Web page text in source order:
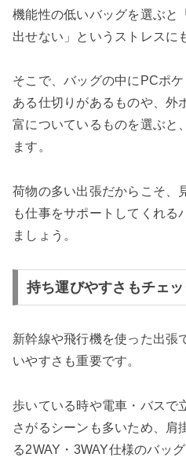
機能性の低いバッグを選ぶと
出せない」というストレスに
そこで、バッグの中にPCポ
ある仕切りがあるものや、外
富についているものを選ぶと
ます。
荷物の多い出張だからこそ、
も仕事をサポートしてくれる
ましょう。
持ち運びやすさもチェッ
新幹線や飛行機を使った出張
いやすさも重要です。
歩いている時や電車・バスで
さがるシーンも多いため、肩
る2WAY・3WAY仕様のバッ